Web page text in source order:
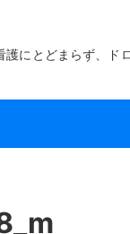
にとどまらず、ド